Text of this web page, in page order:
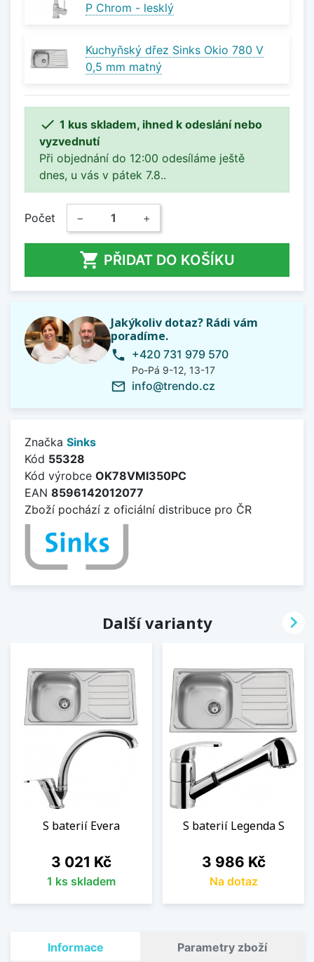
P Chrom - lesklý
Kuchyňský dřez Sinks Okio 780 V
0,5 mm matný
 1 kus skladem, ihned k odeslání nebo
vyzvednutí
Při objednání do 12:00 odesíláme ještě
dnes, u vás v pátek 7.8..
Počet − +
 PŘIDAT DO KOŠÍKU
Jakýkoliv dotaz? Rádi vám
poradíme.
phone +420 731 979 570
Po-Pá 9-12, 13-17
mail_outline info@trendo.cz
Značka Sinks
Kód 55328
Kód výrobce OK78VMI350PC
EAN 8596142012077
Zboží pochází z oficiální distribuce pro ČR
Další varianty
S baterií Evera
Cena
3 021 Kč
1 ks skladem
S baterií Legenda S
Cena
3 986 Kč
Na dotaz

Informace Parametry zboží